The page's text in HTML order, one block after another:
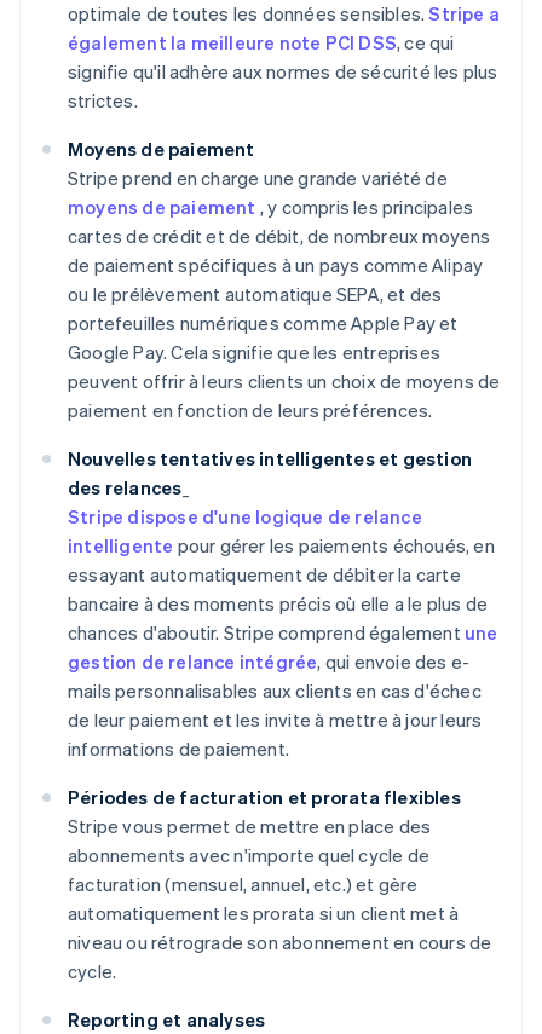
optimale de toutes les données sensibles.Stripe a
également la meilleure note PCI DSS, ce qui
signifie qu'il adhère aux normes de sécurité les plus
strictes.
Moyens de paiement
Stripe prend en charge une grande variété de
moyens de paiement , y compris les principales
cartes de crédit et de débit, de nombreux moyens
de paiement spécifiques à un pays comme Alipay
ou le prélèvement automatique SEPA, et des
portefeuilles numériques comme Apple Pay et
Google Pay. Cela signifie que les entreprises
peuvent offrir à leurs clients un choix de moyens de
paiement en fonction de leurs préférences.
Nouvelles tentatives intelligentes et gestion
des relances
Stripe dispose d'une logique de relance
intelligente pour gérer les paiements échoués, en
essayant automatiquement de débiter la carte
bancaire à des moments précis où elle a le plus de
chances d'aboutir. Stripe comprend également une
gestion de relance intégrée, qui envoie des e-
mails personnalisables aux clients en cas d'échec
de leur paiement et les invite à mettre à jour leurs
informations de paiement.
Périodes de facturation et prorata flexibles
Stripe vous permet de mettre en place des
abonnements avec n'importe quel cycle de
facturation (mensuel, annuel, etc.) et gère
automatiquement les prorata si un client met à
niveau ou rétrograde son abonnement en cours de
cycle.
Reporting et analyses